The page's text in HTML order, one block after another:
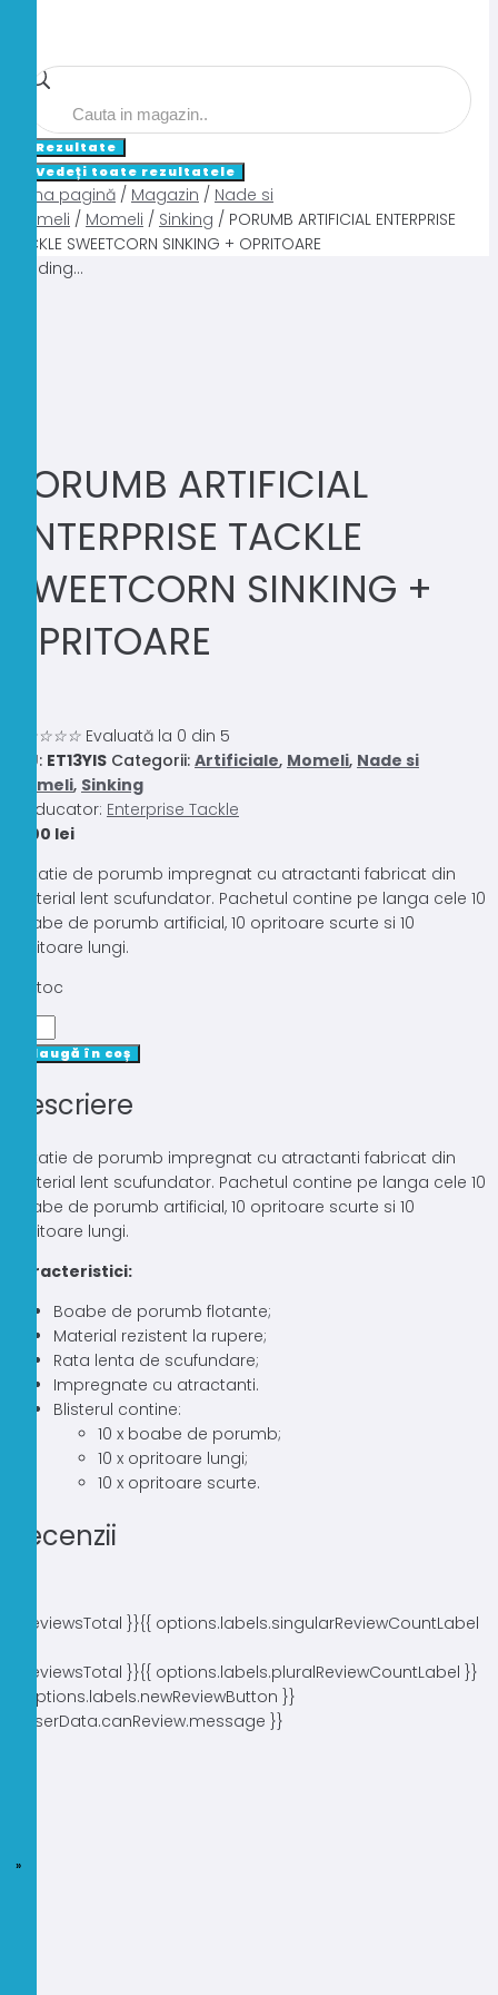
Search
Rezultate
Vedeți toate rezultatele
Prima pagină / Magazin / Nade si
momeli / Momeli / Sinking / PORUMB ARTIFICIAL ENTERPRISE
TACKLE SWEETCORN SINKING + OPRITOARE
Loading...
PORUMB ARTIFICIAL
ENTERPRISE TACKLE
SWEETCORN SINKING +
OPRITOARE
☆☆☆☆ Evaluată la 0 din 5
SKU: ET13YIS Categorii: Artificiale, Momeli, Nade si
momeli, Sinking
Producator: Enterprise Tackle
16,00 lei
Imitatie de porumb impregnat cu atractanti fabricat din
material lent scufundator. Pachetul contine pe langa cele 10
boabe de porumb artificial, 10 opritoare scurte si 10
opritoare lungi.
În stoc
PORUMB
ENTERPRISE
SWEETCORN
SINKING
OPRITOARE
Adaugă în coș
Descriere
Imitatie de porumb impregnat cu atractanti fabricat din
material lent scufundator. Pachetul contine pe langa cele 10
boabe de porumb artificial, 10 opritoare scurte si 10
opritoare lungi.
Caracteristici:
Boabe de porumb flotante;
Material rezistent la rupere;
Rata lenta de scufundare;
Impregnate cu atractanti.
Blisterul contine:
10 x boabe de porumb;
10 x opritoare lungi;
10 x opritoare scurte.
Recenzii
{{ reviewsTotal }}{{ options.labels.singularReviewCountLabel
{{ reviewsTotal }}{{ options.labels.pluralReviewCountLabel }}
{{ options.labels.newReviewButton }}
{{ userData.canReview.message }}